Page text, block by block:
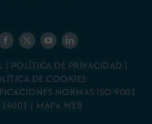
| POLÍTICA DE PRIVACIDAD |
DE COOKIES
NORMAS ISO 9001
| MAPA WEB